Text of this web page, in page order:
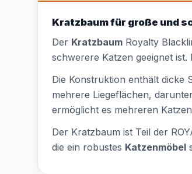
Kratzbaum für große und
Der Kratzbaum Royalty
schwerere Katzen geeignet
Die Konstruktion enthält dicke
mehrere Liegeflächen,
ermöglicht es mehreren
Der Kratzbaum ist Teil der
die ein robustes Katzenmöbel